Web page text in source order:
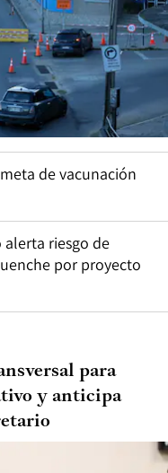
de vacunación
alerta riesgo de
por proyecto
para
y anticipa